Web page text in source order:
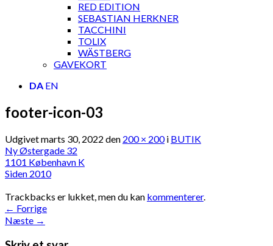
RED EDITION
SEBASTIAN HERKNER
TACCHINI
TOLIX
WÄSTBERG
GAVEKORT
DA EN
footer-icon-03
Udgivetmarts 30, 2022 den 200 × 200i BUTIK
Ny Østergade 32
1101 København K
Siden 2010
Trackbacks er lukket, men du kan kommenterer.
← Forrige
Næste →